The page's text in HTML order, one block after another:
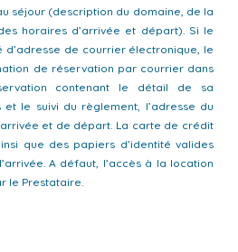
séjour (description du domaine, de la
horaires d’arrivée et départ). Si le
d’adresse de courrier électronique, le
de réservation par courrier dans
contenant le détail de sa
le suivi du règlement, l’adresse du
et de départ. La carte de crédit
que des papiers d’identité valides
A défaut, l’accès à la location
le Prestataire.